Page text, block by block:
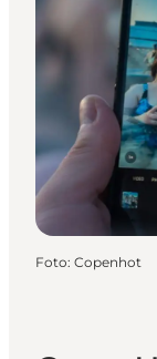
Foto: Copenhot